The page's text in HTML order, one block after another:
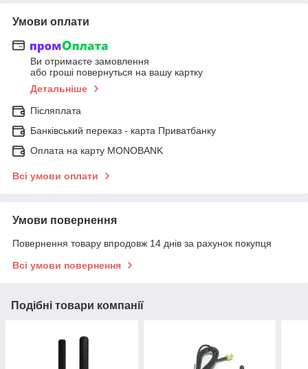
Умови оплати
Ви отримаєте замовлення
або гроші повернуться на вашу картку
Детальніше
Післяплата
Банківський переказ - карта Приватбанку
Оплата на карту MONOBANK
Всі умови оплати
Умови повернення
Повернення товару впродовж 14 днів за рахунок покупця
Всі умови повернення
Подібні товари компанії